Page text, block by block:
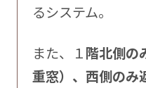
るシステム。
また、１階北側の
重窓）、西側のみ